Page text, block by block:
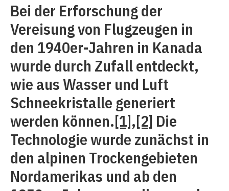
Bei der Erforschung der
Vereisung von Flugzeugen in
den 1940er-Jahren in Kanada
wurde durch Zufall entdeckt,
wie aus Wasser und Luft
Schneekristalle generiert
werden können.[1],[2] Die
Technologie wurde zunächst in
den alpinen Trockengebieten
Nordamerikas und ab den